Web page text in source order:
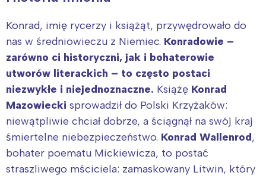
Konrad, imię rycerzy i książąt, przywędrowało do
nas w średniowieczu z Niemiec. Konradowie –
zarówno ci historyczni, jak i bohaterowie
utworów literackich – to często postaci
niezwykłe i niejednoznaczne. Książę Konrad
Mazowiecki sprowadził do Polski Krzyżaków:
niewątpliwie chciał dobrze, a ściągnął na swój kraj
śmiertelne niebezpieczeństwo. Konrad Wallenrod,
bohater poematu Mickiewicza, to postać
straszliwego mściciela: zamaskowany Litwin, który